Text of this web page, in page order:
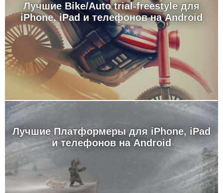
Лучшие Bike/Auto trial-freestyle для
iPhone, iPad и телефонов на Android
Лучшие Платформеры для iPhone, iPad
и телефонов на Android